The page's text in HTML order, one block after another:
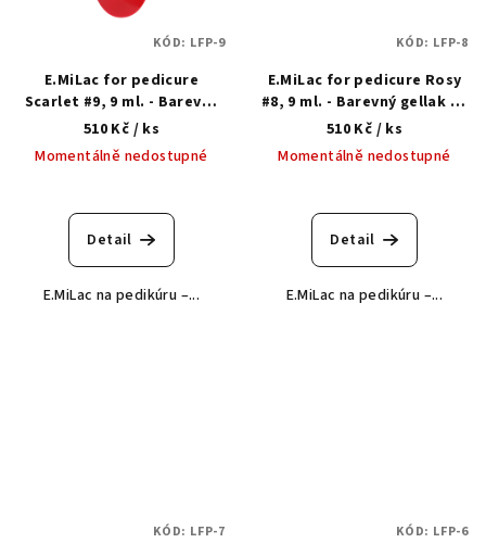
E.MiLac for pedicure
Scarlet #9, 9 ml. - Barevný
gellak na pedikúru 3 v 1
510 Kč / ks
Momentálně nedostupné
Detail
E.MiLac na pedikúru –...
KÓD: LFP-9
E.MiLac for pedicure Rosy
#8, 9 ml. - Barevný gellak na
pedikúru 3 v 1
510 Kč / ks
Momentálně nedostupné
Detail
E.MiLac na pedikúru –...
KÓD: LFP-8
KÓD: LFP-7 KÓD: LFP-6